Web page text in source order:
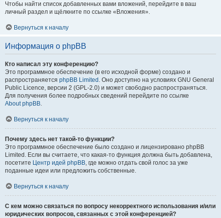
Чтобы найти список добавленных вами вложений, перейдите в ваш
личный раздел и щёлкните по ссылке «Вложения».
Вернуться к началу
Информация о phpBB
Кто написал эту конференцию?
Это программное обеспечение (в его исходной форме) создано и
распространяется phpBB Limited . Оно доступно на условиях GNU General
Public Licence, версии 2 (GPL-2.0) и может свободно распространяться.
Для получения более подробных сведений перейдите по ссылке
About phpBB.
Вернуться к началу
Почему здесь нет такой-то функции?
Это программное обеспечение было создано и лицензировано phpBB
Limited. Если вы считаете, что какая-то функция должна быть добавлена,
посетите Центр идей phpBB, где можно отдать свой голос за уже
поданные идеи или предложить собственные.
Вернуться к началу
С кем можно связаться по вопросу некорректного использования и/или
юридических вопросов, связанных с этой конференцией?